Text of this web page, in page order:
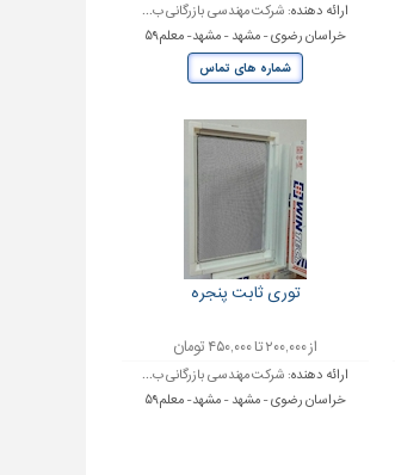
ارائه دهنده: شرکت مهندسی بازرگانی ب...
خراسان رضوی - مشهد - مشهد- معلم۵۹
شماره های تماس
توری ثابت پنجره
از ۲۰۰,۰۰۰ تا ۴۵۰,۰۰۰ تومان
ارائه دهنده: شرکت مهندسی بازرگانی ب...
خراسان رضوی - مشهد - مشهد- معلم۵۹